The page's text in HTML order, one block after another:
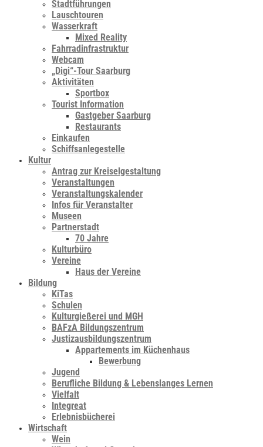
Stadtführungen
Lauschtouren
Wasserkraft
Mixed Reality
Fahrradinfrastruktur
Webcam
„Digi“-Tour Saarburg
Aktivitäten
Sportbox
Tourist Information
Gastgeber Saarburg
Restaurants
Einkaufen
Schiffsanlegestelle
Kultur
Antrag zur Kreiselgestaltung
Veranstaltungen
Veranstaltungskalender
Infos für Veranstalter
Museen
Partnerstadt
70 Jahre
Kulturbüro
Vereine
Haus der Vereine
Bildung
KiTas
Schulen
Kulturgießerei und MGH
BAFzA Bildungszentrum
Justizausbildungszentrum
Appartements im Küchenhaus
Bewerbung
Jugend
Berufliche Bildung & Lebenslanges Lernen
Vielfalt
Integreat
Erlebnisbücherei
Wirtschaft
Wein